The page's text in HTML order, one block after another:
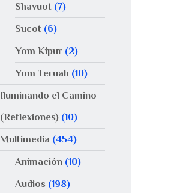
Shavuot(7)
Sucot(6)
Yom Kipur(2)
Yom Teruah (10)
Iluminando el Camino
(Reflexiones) (10)
Multimedia (454)
Animación(10)
Audios (198)